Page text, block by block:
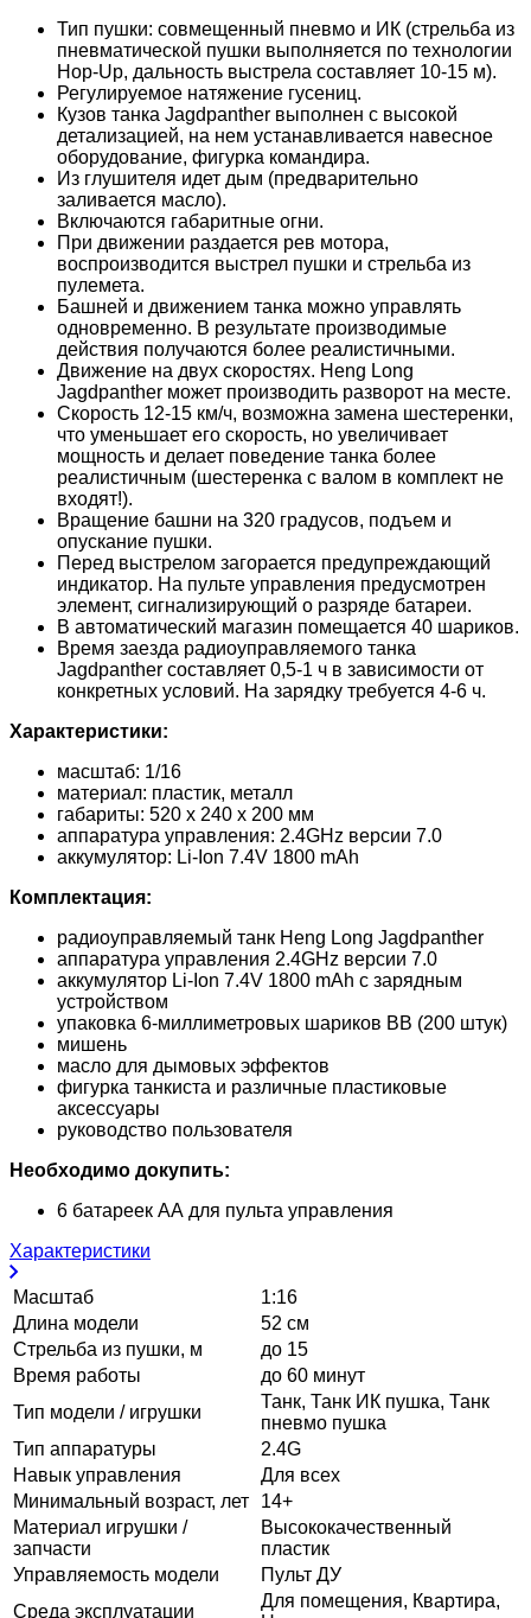
Тип пушки: совмещенный пневмо и ИК (стрельба из
пневматической пушки выполняется по технологии
Hop-Up, дальность выстрела составляет 10-15 м).
Регулируемое натяжение гусениц.
Кузов танка Jagdpanther выполнен с высокой
детализацией, на нем устанавливается навесное
оборудование, фигурка командира.
Из глушителя идет дым (предварительно
заливается масло).
Включаются габаритные огни.
При движении раздается рев мотора,
воспроизводится выстрел пушки и стрельба из
пулемета.
Башней и движением танка можно управлять
одновременно. В результате производимые
действия получаются более реалистичными.
Движение на двух скоростях. Heng Long
Jagdpanther может производить разворот на месте.
Скорость 12-15 км/ч, возможна замена шестеренки,
что уменьшает его скорость, но увеличивает
мощность и делает поведение танка более
реалистичным (шестеренка с валом в комплект не
входят!).
Вращение башни на 320 градусов, подъем и
опускание пушки.
Перед выстрелом загорается предупреждающий
индикатор. На пульте управления предусмотрен
элемент, сигнализирующий о разряде батареи.
В автоматический магазин помещается 40 шариков.
Время заезда радиоуправляемого танка
Jagdpanther составляет 0,5-1 ч в зависимости от
конкретных условий. На зарядку требуется 4-6 ч.
Характеристики:
масштаб: 1/16
материал: пластик, металл
габариты: 520 х 240 х 200 мм
аппаратура управления: 2.4GHz версии 7.0
аккумулятор: Li-Ion 7.4V 1800 mAh
Комплектация:
радиоуправляемый танк Heng Long Jagdpanther
аппаратура управления 2.4GHz версии 7.0
аккумулятор Li-Ion 7.4V 1800 mAh с зарядным
устройством
упаковка 6-миллиметровых шариков ВВ (200 штук)
мишень
масло для дымовых эффектов
фигурка танкиста и различные пластиковые
аксессуары
руководство пользователя
Необходимо докупить:
6 батареек АА для пульта управления
Характеристики
Масштаб
1:16
Длина модели
52 см
Стрельба из пушки, м
до 15
Время работы
до 60 минут
Тип модели / игрушки
Танк, Танк ИК пушка, Танк
пневмо пушка
Тип аппаратуры
2.4G
Навык управления
Для всех
Минимальный возраст, лет
14+
Материал игрушки /
запчасти
Высококачественный
пластик
Управляемость модели
Пульт ДУ
Среда эксплуатации
Для помещения, Квартира,